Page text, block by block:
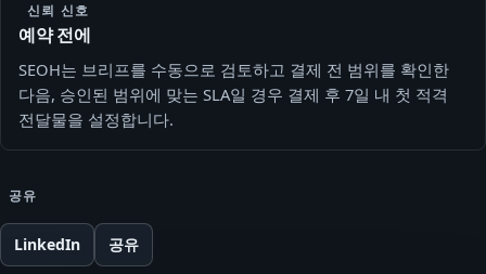
신뢰 신호
예약 전에
SEOH는 브리프를 수동으로 검토하고 결제 전 범위를 확인한
다음, 승인된 범위에 맞는 SLA일 경우 결제 후 7일 내 첫 적격
전달물을 설정합니다.
공유
LinkedIn 공유